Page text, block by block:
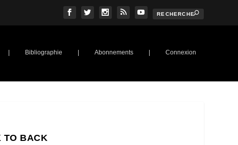
Bibliographie Abonnements Connexion
TO BACK